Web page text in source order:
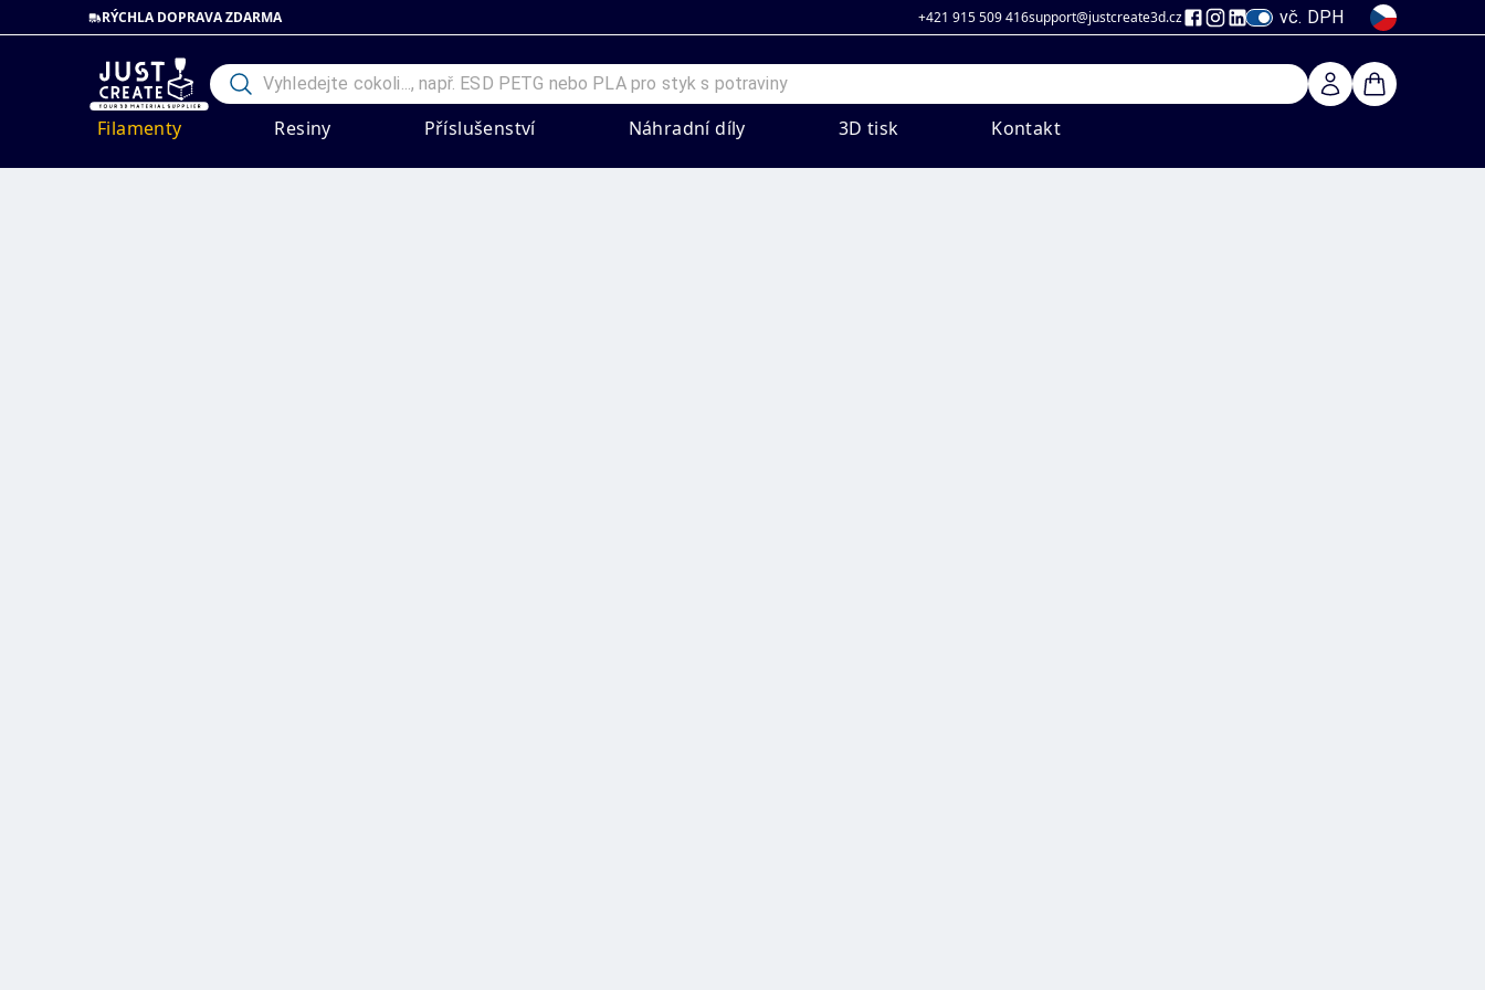
RÝCHLA DOPRAVA ZDARMA +421 915 509 416support@justcreate3d.cz vč. DPH
Filamenty Resiny Příslušenství Náhradní díly 3D tisk Kontakt